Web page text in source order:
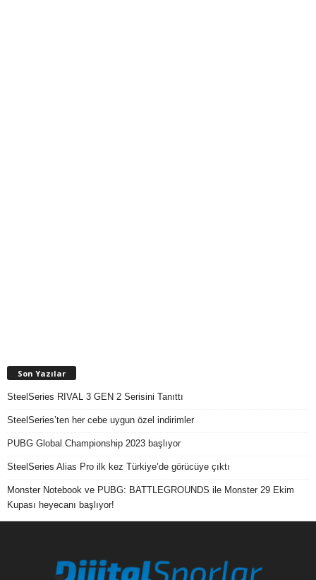
Son Yazılar
SteelSeries RIVAL 3 GEN 2 Serisini Tanıttı
SteelSeries’ten her cebe uygun özel indirimler
PUBG Global Championship 2023 başlıyor
SteelSeries Alias Pro ilk kez Türkiye’de görücüye çıktı
Monster Notebook ve PUBG: BATTLEGROUNDS ile Monster 29 Ekim
Kupası heyecanı başlıyor!